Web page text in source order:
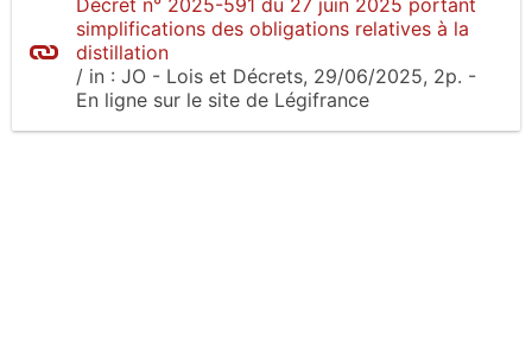
Décret n° 2025-591 du 27 juin 2025 portant
simplifications des obligations relatives à la
distillation
/ in : JO - Lois et Décrets, 29/06/2025, 2p. -
En ligne sur le site de Légifrance